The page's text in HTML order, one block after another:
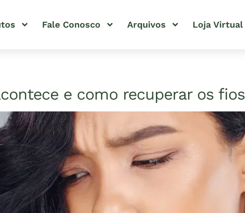
Fale Conosco Arquivos Loja Virtual
e como recuperar os fios